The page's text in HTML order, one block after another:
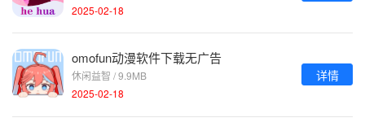
2025-02-18
omofun动漫软件下载无广告
休闲益智 / 9.9MB
2025-02-18
详情